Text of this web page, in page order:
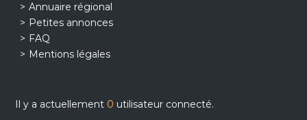
Annuaire régional
Petites annonces
FAQ
Mentions légales
Il y a actuellement 0 utilisateur connecté.